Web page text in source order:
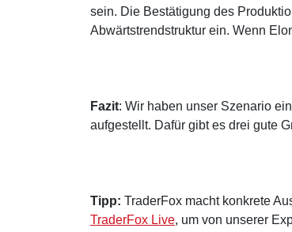
sein. Die Bestätigung des
Abwärtstrendstruktur ein. Wenn
Fazit: Wir haben unser Szenario
aufgestellt. Dafür gibt es drei gute
Tipp: TraderFox macht konkrete
TraderFox Live, um von unserer